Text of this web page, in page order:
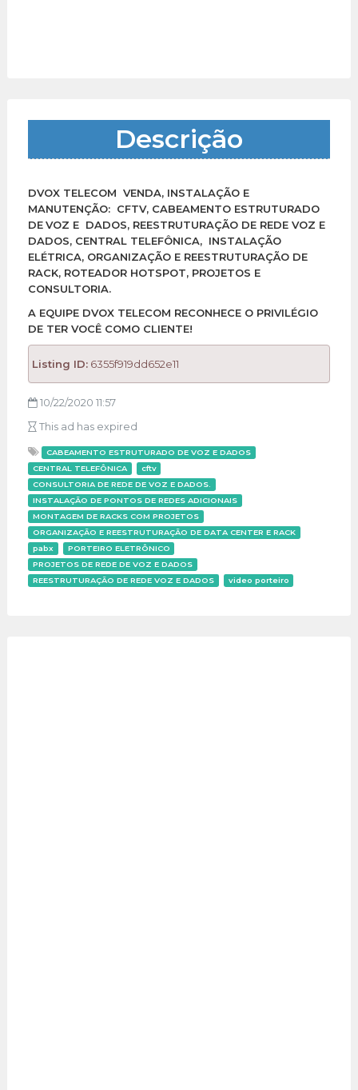
Descrição
DVOX TELECOM VENDA, INSTALAÇÃO E
MANUTENÇÃO: CFTV, CABEAMENTO ESTRUTURADO
DEVOZ E DADOS, REESTRUTURAÇÃO DE REDE VOZ E
DADOS, CENTRAL TELEFÔNICA, INSTALAÇÃO
ELÉTRICA, ORGANIZAÇÃO E REESTRUTURAÇÃO DE
RACK, ROTEADOR HOTSPOT, PROJETOS E
CONSULTORIA.
A EQUIPE DVOX TELECOM RECONHECE O PRIVILÉGIO
DE TER VOCÊ COMO CLIENTE!
Listing ID: 6355f919dd652e11
10/22/2020 11:57
This ad has expired
CABEAMENTO ESTRUTURADO DE VOZ E DADOS
CENTRAL TELEFÔNICA
cftv
CONSULTORIA DE REDE DE VOZ E DADOS.
INSTALAÇÃO DE PONTOS DE REDES ADICIONAIS
MONTAGEM DE RACKS COM PROJETOS
ORGANIZAÇÃO E REESTRUTURAÇÃO DE DATA CENTER E RACK
pabx
PORTEIRO ELETRÔNICO
PROJETOS DE REDE DE VOZ E DADOS
REESTRUTURAÇÃO DE REDE VOZ E DADOS
video porteiro